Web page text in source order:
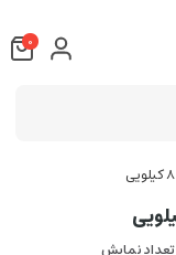
تعداد نمایش
0